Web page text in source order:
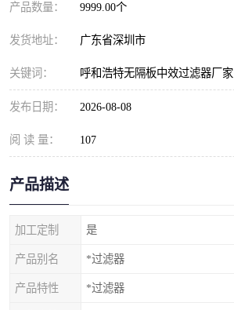
产品数量： 9999.00个
发货地址： 广东省深圳市
关键词： 呼和浩特无隔板中效过滤器厂家
发布日期： 2026-08-08
阅 读 量： 107
产品描述
加工定制 是
产品别名 *过滤器
产品特性 *过滤器